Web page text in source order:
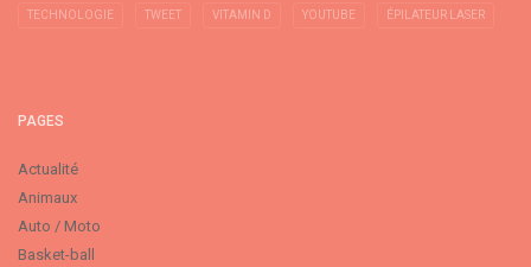
TECHNOLOGIE TWEET VITAMIN D YOUTUBE ÉPILATEUR LASER
PAGES
Actualité
Animaux
Auto / Moto
Basket-ball